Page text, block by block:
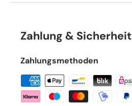
Zahlung & Sicherheit
Zahlungsmethoden